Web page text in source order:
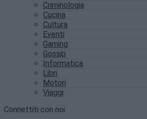
Criminologia
Cucina
Cultura
Eventi
Gaming
Gossip
Informatica
Libri
Motori
Viaggi
Connettiti con noi